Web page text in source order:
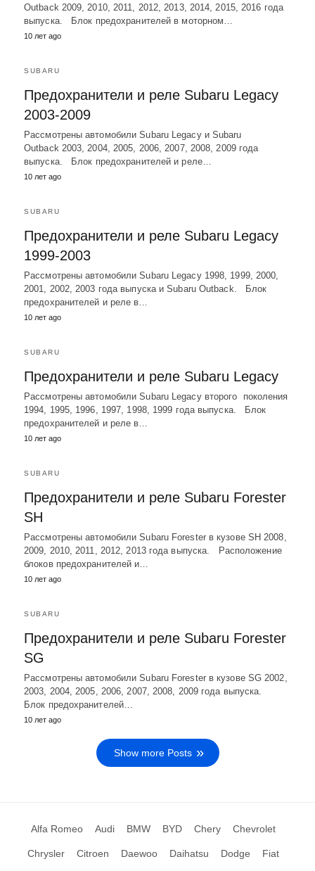
Outback 2009, 2010, 2011, 2012, 2013, 2014, 2015, 2016 года
выпуска. Блок предохранителей в моторном…
10 лет ago
SUBARU
Предохранители и реле Subaru Legacy
2003-2009
Рассмотрены автомобили Subaru Legacy и Subaru
Outback 2003, 2004, 2005, 2006, 2007, 2008, 2009 года
выпуска. Блок предохранителей и реле…
10 лет ago
SUBARU
Предохранители и реле Subaru Legacy
1999-2003
Рассмотрены автомобили Subaru Legacy 1998, 1999, 2000,
2001, 2002, 2003 года выпуска и Subaru Outback. Блок
предохранителей и реле в…
10 лет ago
SUBARU
Предохранители и реле Subaru Legacy
Рассмотрены автомобили Subaru Legacy второго поколения
1994, 1995, 1996, 1997, 1998, 1999 года выпуска. Блок
предохранителей и реле в…
10 лет ago
SUBARU
Предохранители и реле Subaru Forester
SH
Рассмотрены автомобили Subaru Forester в кузове SH 2008,
2009, 2010, 2011, 2012, 2013 года выпуска. Расположение
блоков предохранителей и…
10 лет ago
SUBARU
Предохранители и реле Subaru Forester
SG
Рассмотрены автомобили Subaru Forester в кузове SG 2002,
2003, 2004, 2005, 2006, 2007, 2008, 2009 года выпуска.
Блок предохранителей…
10 лет ago
Show more Posts
Alfa Romeo Audi BMW BYD Chery Chevrolet
Chrysler Citroen Daewoo Daihatsu Dodge Fiat